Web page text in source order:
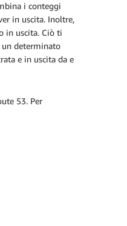
i conteggi
in uscita. Inoltre,
in uscita. Ciò ti
un determinato
e in uscita da e
53. Per